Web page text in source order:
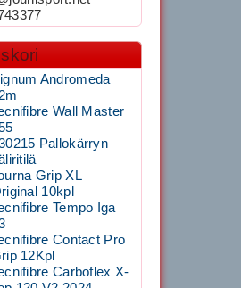
Andromeda
Wall Master
Pallokärryn
Grip XL
10kpl
Tempo Iga
Contact Pro
12Kpl
Carboflex X-